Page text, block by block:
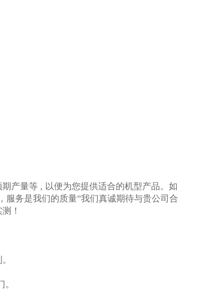
产量等 , 以便为您提供适合的机型产品。如
服务是我们的质量”我们真诚期待与贵公司合
！